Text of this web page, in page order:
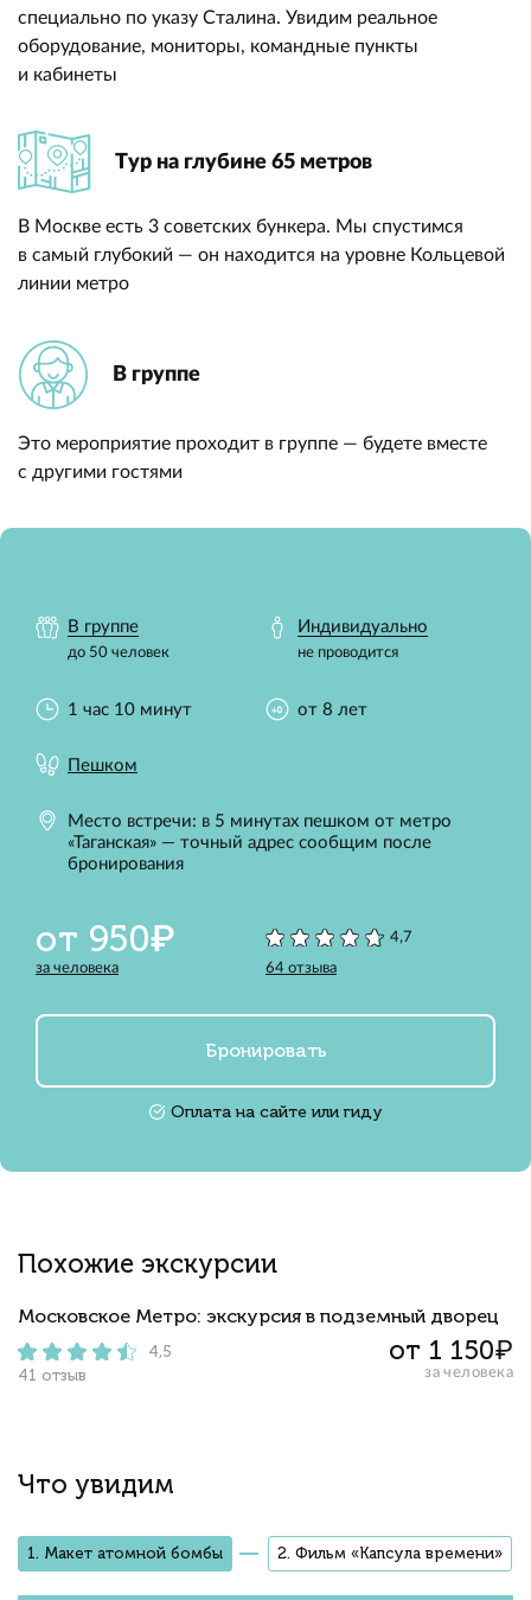
специально по указу Сталина. Увидим реальное
оборудование, мониторы, командные пункты
и кабинеты
Тур на глубине 65 метров
В Москве есть 3 советских бункера. Мы спустимся
в самый глубокий — он находится на уровне Кольцевой
линии метро
В группе
Это мероприятие проходит в группе — будете вместе
с другими гостями
В группе
до 50 человек
Индивидуально
не проводится
1 час 10 минут от 8 лет
Пешком
Место встречи: в 5 минутах пешком от метро
«Таганская» — точный адрес сообщим после
бронирования
от 950₽
за человека
4,7
64 отзыва
Бронировать
Оплата на сайте или гиду
Похожие экскурсии
Московское Метро: экскурсия в подземный дворец
4,5
41 отзыв
от 1 150₽
за человека
Что увидим
1. Макет атомной бомбы 2. Фильм «Капсула времени»